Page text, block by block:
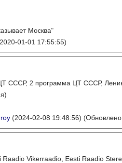
Москва"
01-01 17:55:55)
СССР, 2 программа ЦТ СССР,
(2024-02-08 19:48:56)
Raadio Vikerraadio, Eesti Raadio